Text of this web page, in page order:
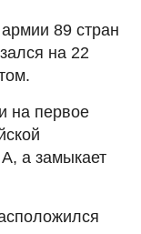
89 стран
на 22
на первое
а замыкает